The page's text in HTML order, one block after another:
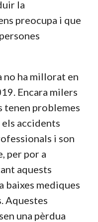
la
preocupa i que
no ha millorat en
Encara milers
tenen problemes
els accidents
i son
per por a
aquests
baixes mediques
Aquestes
una pèrdua